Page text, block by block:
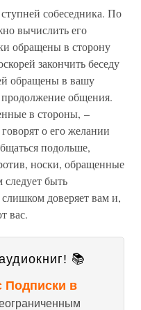
собеседника. По
вычислить его
обращены в сторону
закончить беседу
обращены в вашу
продолжение общения.
в стороны, –
о его желании
подольше,
носки, обращенные
следует быть
доверяет вам и,
вас.
📚
Подписки в